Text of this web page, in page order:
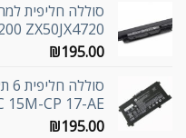
ZX50JX4720
₪195.00
15M-CP 17-AE
₪195.00